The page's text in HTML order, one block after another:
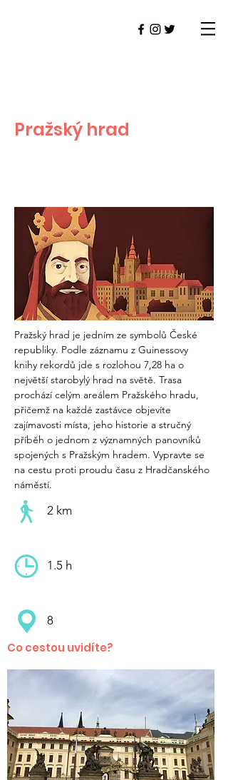
Pražský hrad
Pražský hrad je jedním ze symbolů České
republiky. Podle záznamu z Guinessovy
knihy rekordů jde s rozlohou 7,28 ha o
největší starobylý hrad na světě. Trasa
prochází celým areálem Pražského hradu,
přičemž na každé zastávce objevíte
zajímavosti místa, jeho historie a stručný
příběh o jednom z významných panovníků
spojených s Pražským hradem. Vypravte se
na cestu proti proudu času z Hradčanského
náměstí.
2 km
1.5 h
8
Co cestou uvidíte?